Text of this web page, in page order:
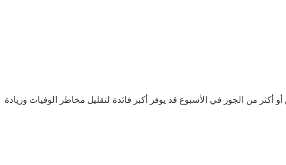
من الجوز في الأسبوع قد يوفر أكبر فائدة لتقليل مخاطر الوفيات وزيادة